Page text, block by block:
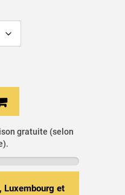
gratuite (selon
Luxembourg et